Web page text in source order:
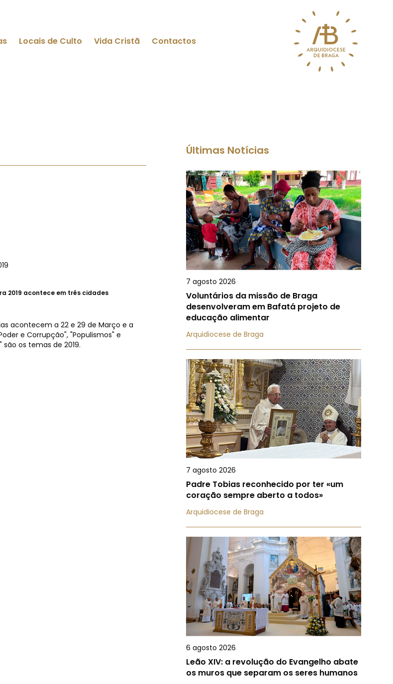
Locais de Culto Vida Cristã Contactos
2019 acontece em três cidades
acontecem a 22 e 29 de Março e a
e Corrupção", "Populismos" e
são os temas de 2019.
Últimas Notícias
7 agosto 2026
Voluntários da missão de Braga
desenvolveram em Bafatá projeto de
educação alimentar
Arquidiocese de Braga
7 agosto 2026
Padre Tobias reconhecido por ter «um
coração sempre aberto a todos»
Arquidiocese de Braga
6 agosto 2026
Leão XIV: a revolução do Evangelho abate
os muros que separam os seres humanos